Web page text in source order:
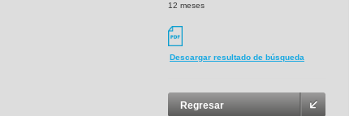
12 meses
Descargar resultado de búsqueda
Regresar